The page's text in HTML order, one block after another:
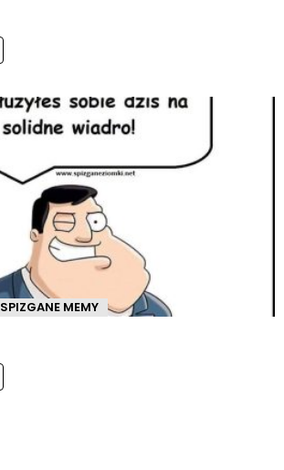
SPIZGANE MEMY